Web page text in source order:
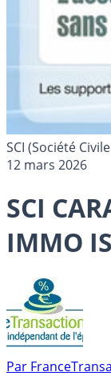
SCI (Société
12 mars 2026
SCI
IMMO
Par